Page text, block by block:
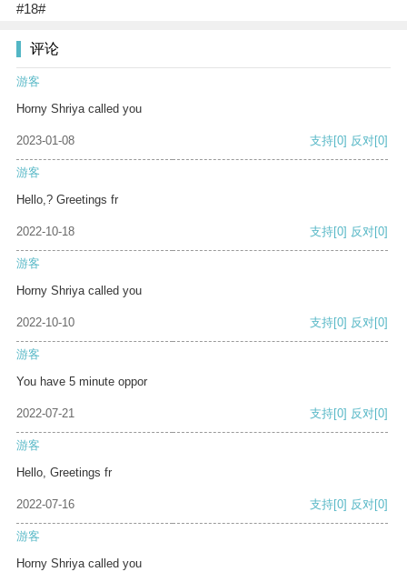
#18#
评论
游客
Horny Shriya called you
2023-01-08 支持[0] 反对[0]
游客
Hello,? Greetings fr
2022-10-18 支持[0] 反对[0]
游客
Horny Shriya called you
2022-10-10 支持[0] 反对[0]
游客
You have 5 minute oppor
2022-07-21 支持[0] 反对[0]
游客
Hello, Greetings fr
2022-07-16 支持[0] 反对[0]
游客
Horny Shriya called you